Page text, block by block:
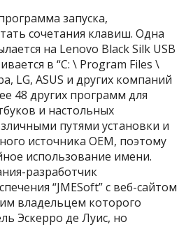
запуска,
сочетания клавиш. Одна
на Lenovo Black Silk USB
в “C: \ Program Files \
LG, ASUS и других компаний
48 других программ для
и настольных
путями установки и
источника OEM, поэтому
использование имени.
разработчик
“JMESoft” с веб-сайтом
владельцем которого
Эскерро де Луис, но